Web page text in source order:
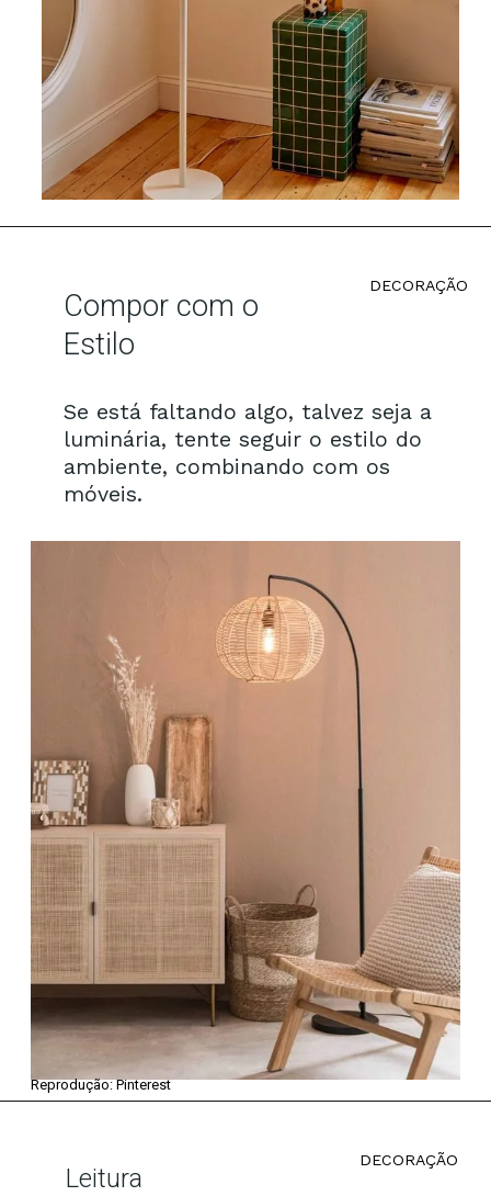
Se está faltando algo, talvez seja a
luminária, tente seguir o estilo do
ambiente, combinando com os
móveis.
Compor com o
Estilo
DECORAÇÃO
Reprodução: Pinterest
Leitura
DECORAÇÃO